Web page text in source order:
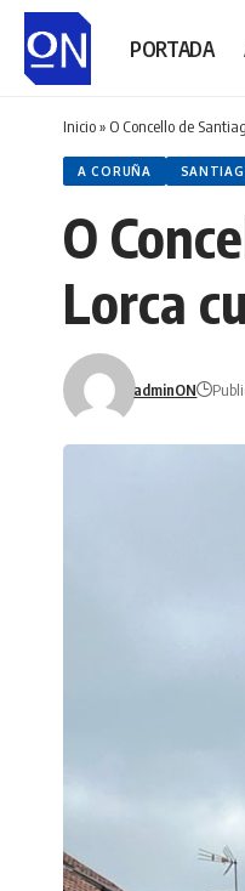
PORTADA
Inicio» O Concello de
A CORUÑA
O
Lorca
adminON